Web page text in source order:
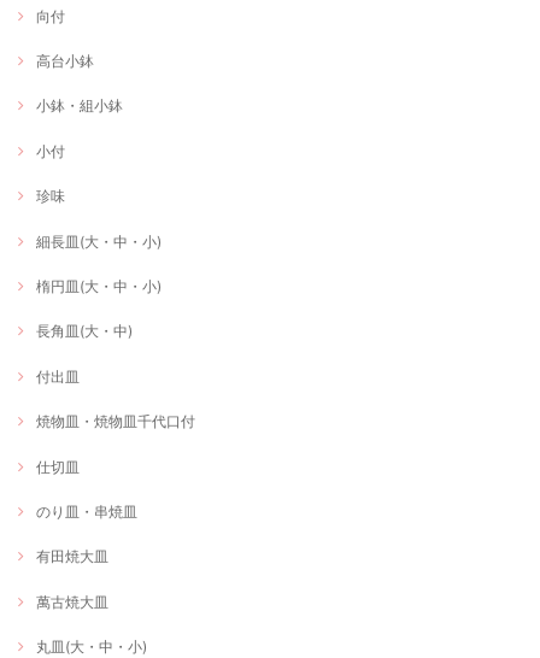
向付
高台小鉢
小鉢・組小鉢
小付
珍味
細長皿(大・中・小)
楕円皿(大・中・小)
長角皿(大・中)
付出皿
焼物皿・焼物皿千代口付
仕切皿
のり皿・串焼皿
有田焼大皿
萬古焼大皿
丸皿(大・中・小)